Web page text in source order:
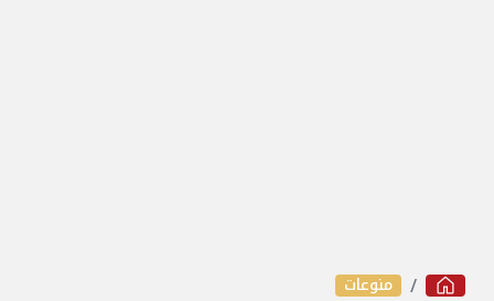
منوعات